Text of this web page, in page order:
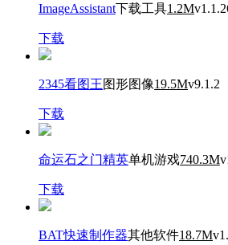
ImageAssistant下载工具1.2M
下载
2345看图王图形图像19.5Mv9.1.2
下载
命运石之门精英单机游戏740.3M
下载
BAT快速制作器其他软件18.7M